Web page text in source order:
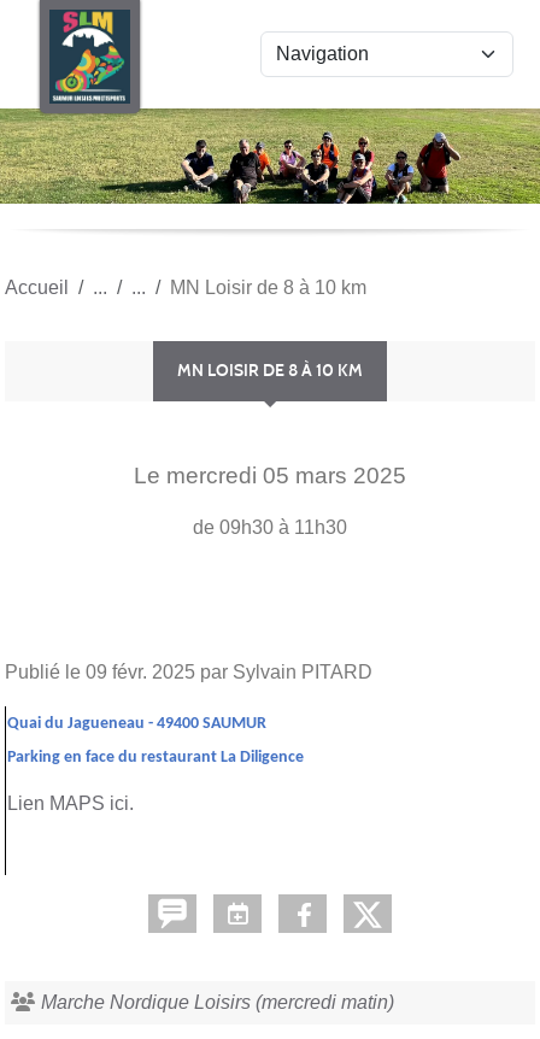
Accueil MN Loisir de 8 à 10 km
MN LOISIR DE 8 À 10 KM
Le mercredi 05 mars 2025
de 09h30 à 11h30
Publié le 09 févr. 2025 par Sylvain PITARD
Quai du Jagueneau - 49400 SAUMUR
Parking en face du restaurant La Diligence
Lien MAPS ici.
Marche Nordique Loisirs (mercredi matin)
Panneau de gestion des cookies